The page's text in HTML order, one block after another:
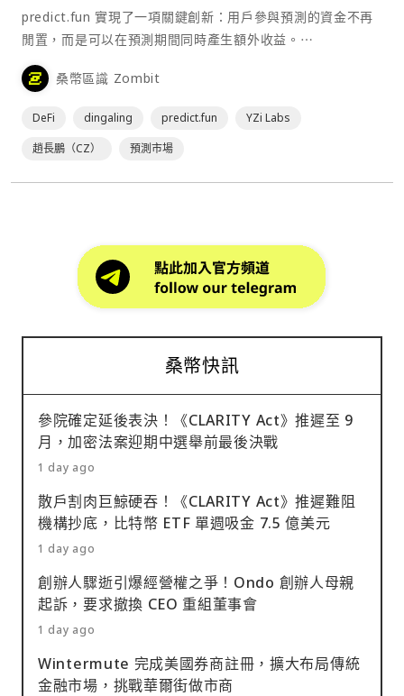
predict.fun 實現了一項關鍵創新：用戶參與預測的資金不再
閒置，而是可以在預測期間同時產生額外收益。⋯
桑幣區識 Zombit
DeFi dingaling predict.fun
YZi Labs
趙長鵬（CZ）
預測市場
桑幣快訊
參院確定延後表決！《CLARITY Act》推遲至 9
月，加密法案迎期中選舉前最後決戰
1 day ago
散戶割肉巨鯨硬吞！《CLARITY Act》推遲難阻
機構抄底，比特幣 ETF 單週吸金 7.5 億美元
1 day ago
創辦人驟逝引爆經營權之爭！Ondo 創辦人母親
起訴，要求撤換 CEO 重組董事會
1 day ago
Wintermute 完成美國券商註冊，擴大布局傳統
金融市場，挑戰華爾街做市商